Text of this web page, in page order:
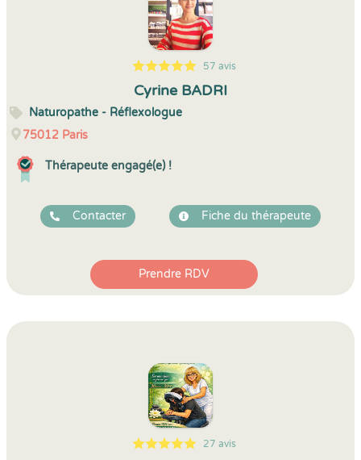
5
1
5
57 57 avis
Cyrine BADRI
Naturopathe - Réflexologue
75012 Paris
Thérapeute engagé(e) !
Contacter Fiche du thérapeute
Prendre RDV
5
1
5
27 27 avis